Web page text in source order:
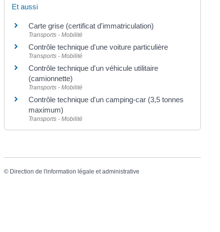
Et aussi
Carte grise (certificat d'immatriculation)
Transports - Mobilité
Contrôle technique d'une voiture particulière
Transports - Mobilité
Contrôle technique d'un véhicule utilitaire
(camionnette)
Transports - Mobilité
Contrôle technique d'un camping-car (3,5 tonnes
maximum)
Transports - Mobilité
© Direction de l'information légale et administrative